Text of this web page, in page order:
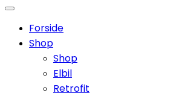
Toggle
Forside
Shop
Shop
Elbil
Retrofit